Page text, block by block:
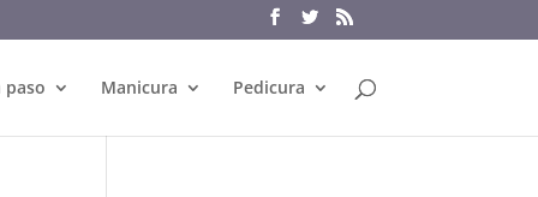
paso Manicura Pedicura